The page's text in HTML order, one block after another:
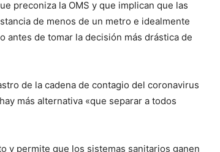
preconiza la OMS y que implican que las
de menos de un metro e idealmente
antes de tomar la decisión más drástica de
de la cadena de contagio del coronavirus
más alternativa «que separar a todos
y permite que los sistemas sanitarios ganen